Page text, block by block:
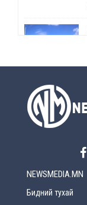
NEWSMEDIA.MN
Бидний тухай